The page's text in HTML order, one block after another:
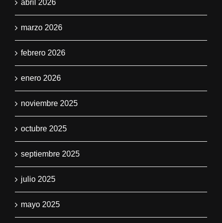
abril 2026
marzo 2026
febrero 2026
enero 2026
noviembre 2025
octubre 2025
septiembre 2025
julio 2025
mayo 2025